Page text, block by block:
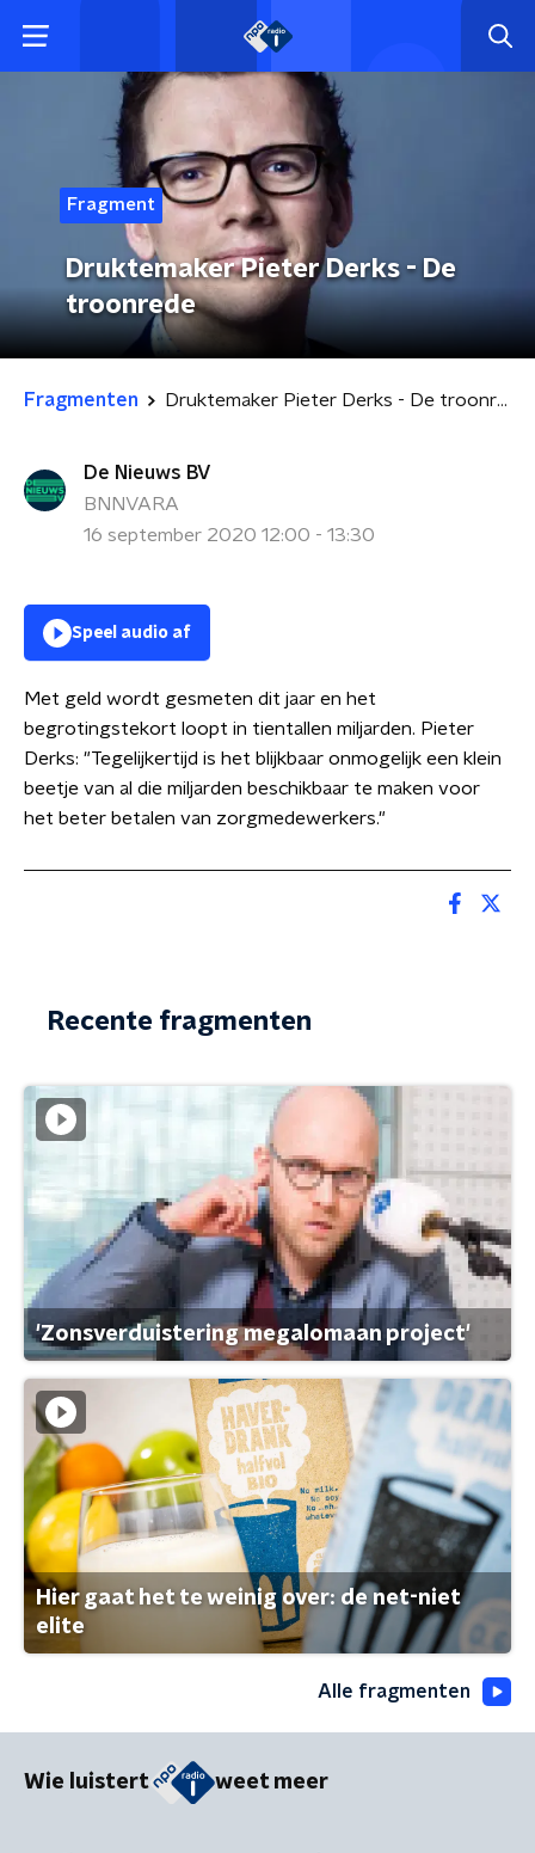
Fragment
Druktemaker Pieter Derks - De
troonrede
Fragmenten Druktemaker Pieter Derks - De troonrede
De Nieuws BV
BNNVARA
16 september 2020 12:00 - 13:30
Speel audio af
Met geld wordt gesmeten dit jaar en het
begrotingstekort loopt in tientallen miljarden. Pieter
Derks: "Tegelijkertijd is het blijkbaar onmogelijk een klein
beetje van al die miljarden beschikbaar te maken voor
het beter betalen van zorgmedewerkers."
Recente fragmenten
'Zonsverduistering megalomaan project'
Hier gaat het te weinig over: de net-niet
elite
Alle fragmenten
Wie luistert weet meer